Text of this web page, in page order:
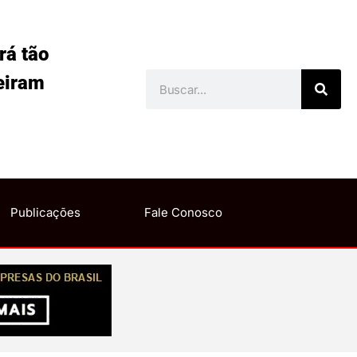
tão
Publicações Fale Conosco